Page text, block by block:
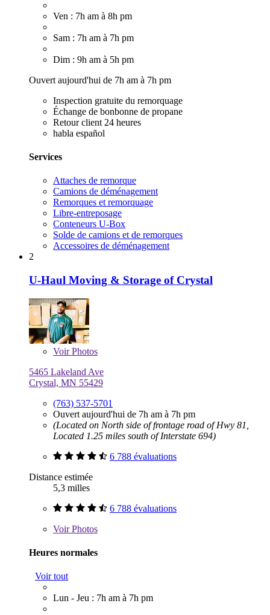
Ven : 7h am à 8h pm
Sam : 7h am à 7h pm
Dim : 9h am à 5h pm
Ouvert aujourd'hui de 7h am à 7h pm
Inspection gratuite du remorquage
Échange de bonbonne de propane
Retour client 24 heures
habla español
Services
Attaches de remorque
Camions de déménagement
Remorques et remorquage
Libre-entreposage
Conteneurs U-Box
Solde de camions et de remorques
Accessoires de déménagement
2
U-Haul Moving & Storage of Crystal
VoirPhotos
5465 Lakeland Ave
Crystal, MN 55429
(763) 537-5701
Ouvert aujourd'hui de 7h am à 7h pm
(Located on North side of frontage road of Hwy 81,
Located 1.25 miles south of Interstate 694)
6 788 évaluations
Distance estimée
5,3 milles
6 788 évaluations
VoirPhotos
Heures normales
Voir tout
Lun - Jeu : 7h am à 7h pm